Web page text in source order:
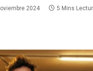
2024 5 Mins